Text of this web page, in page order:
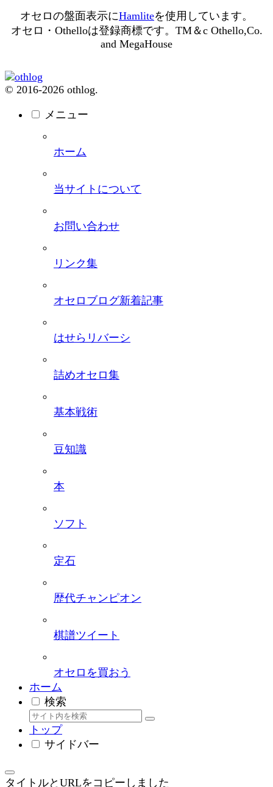
オセロの盤面表示にHamliteを使用しています。
オセロ・Othelloは登録商標です。TM＆c Othello,Co.
and MegaHouse
© 2016-2026 othlog.
メニュー
ホーム
当サイトについて
お問い合わせ
リンク集
オセロブログ新着記事
はせらリバーシ
詰めオセロ集
基本戦術
豆知識
本
ソフト
定石
歴代チャンピオン
棋譜ツイート
オセロを買おう
ホーム
検索
トップ
サイドバー
タイトルとURLをコピーしました